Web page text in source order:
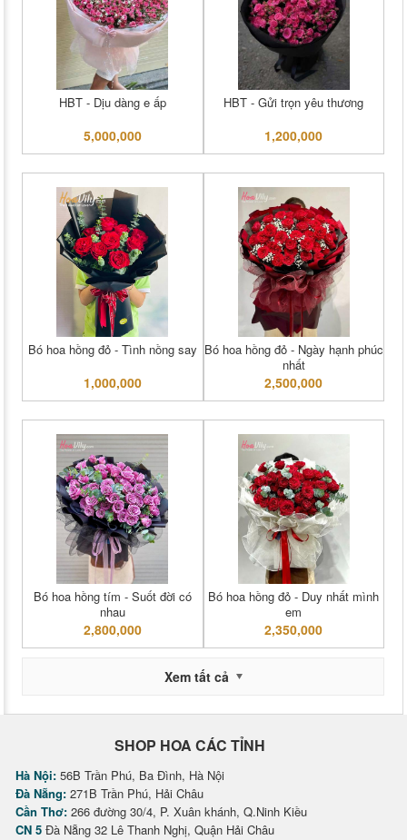
HBT - Dịu dàng e ấp
5,000,000
HBT - Gửi trọn yêu thương
1,200,000
Bó hoa hồng đỏ - Tình nồng say
1,000,000
Bó hoa hồng đỏ - Ngày hạnh phúc
nhất
2,500,000
Bó hoa hồng tím - Suốt đời có
nhau
2,800,000
Bó hoa hồng đỏ - Duy nhất mình
em
2,350,000
Xem tất cả
SHOP HOA CÁC TỈNH
Hà Nội: 56B Trần Phú, Ba Đình, Hà Nội
Đà Nẵng: 271B Trần Phú, Hải Châu
Cần Thơ: 266 đường 30/4, P. Xuân khánh, Q.Ninh Kiều
CN 5 Đà Nẵng 32 Lê Thanh Nghị, Quận Hải Châu